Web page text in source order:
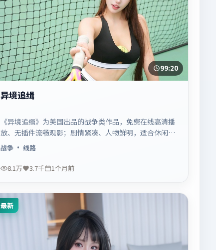
99:20
异境追缉
《异境追缉》为美国出品的战争类作品，免费在线高清播
放、无插件流畅观影；剧情紧凑、人物鲜明，适合休闲一
口气追看。
战争 · 线路
8.1万 3.7千 1个月前
最新